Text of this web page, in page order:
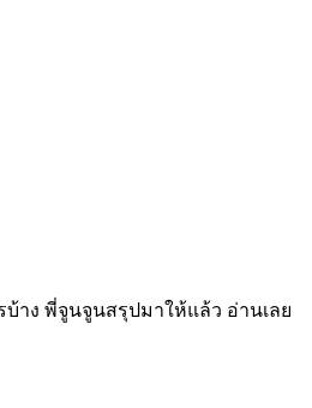
บ้าง พี่จูนจูนสรุปมาให้แล้ว อ่านเลย